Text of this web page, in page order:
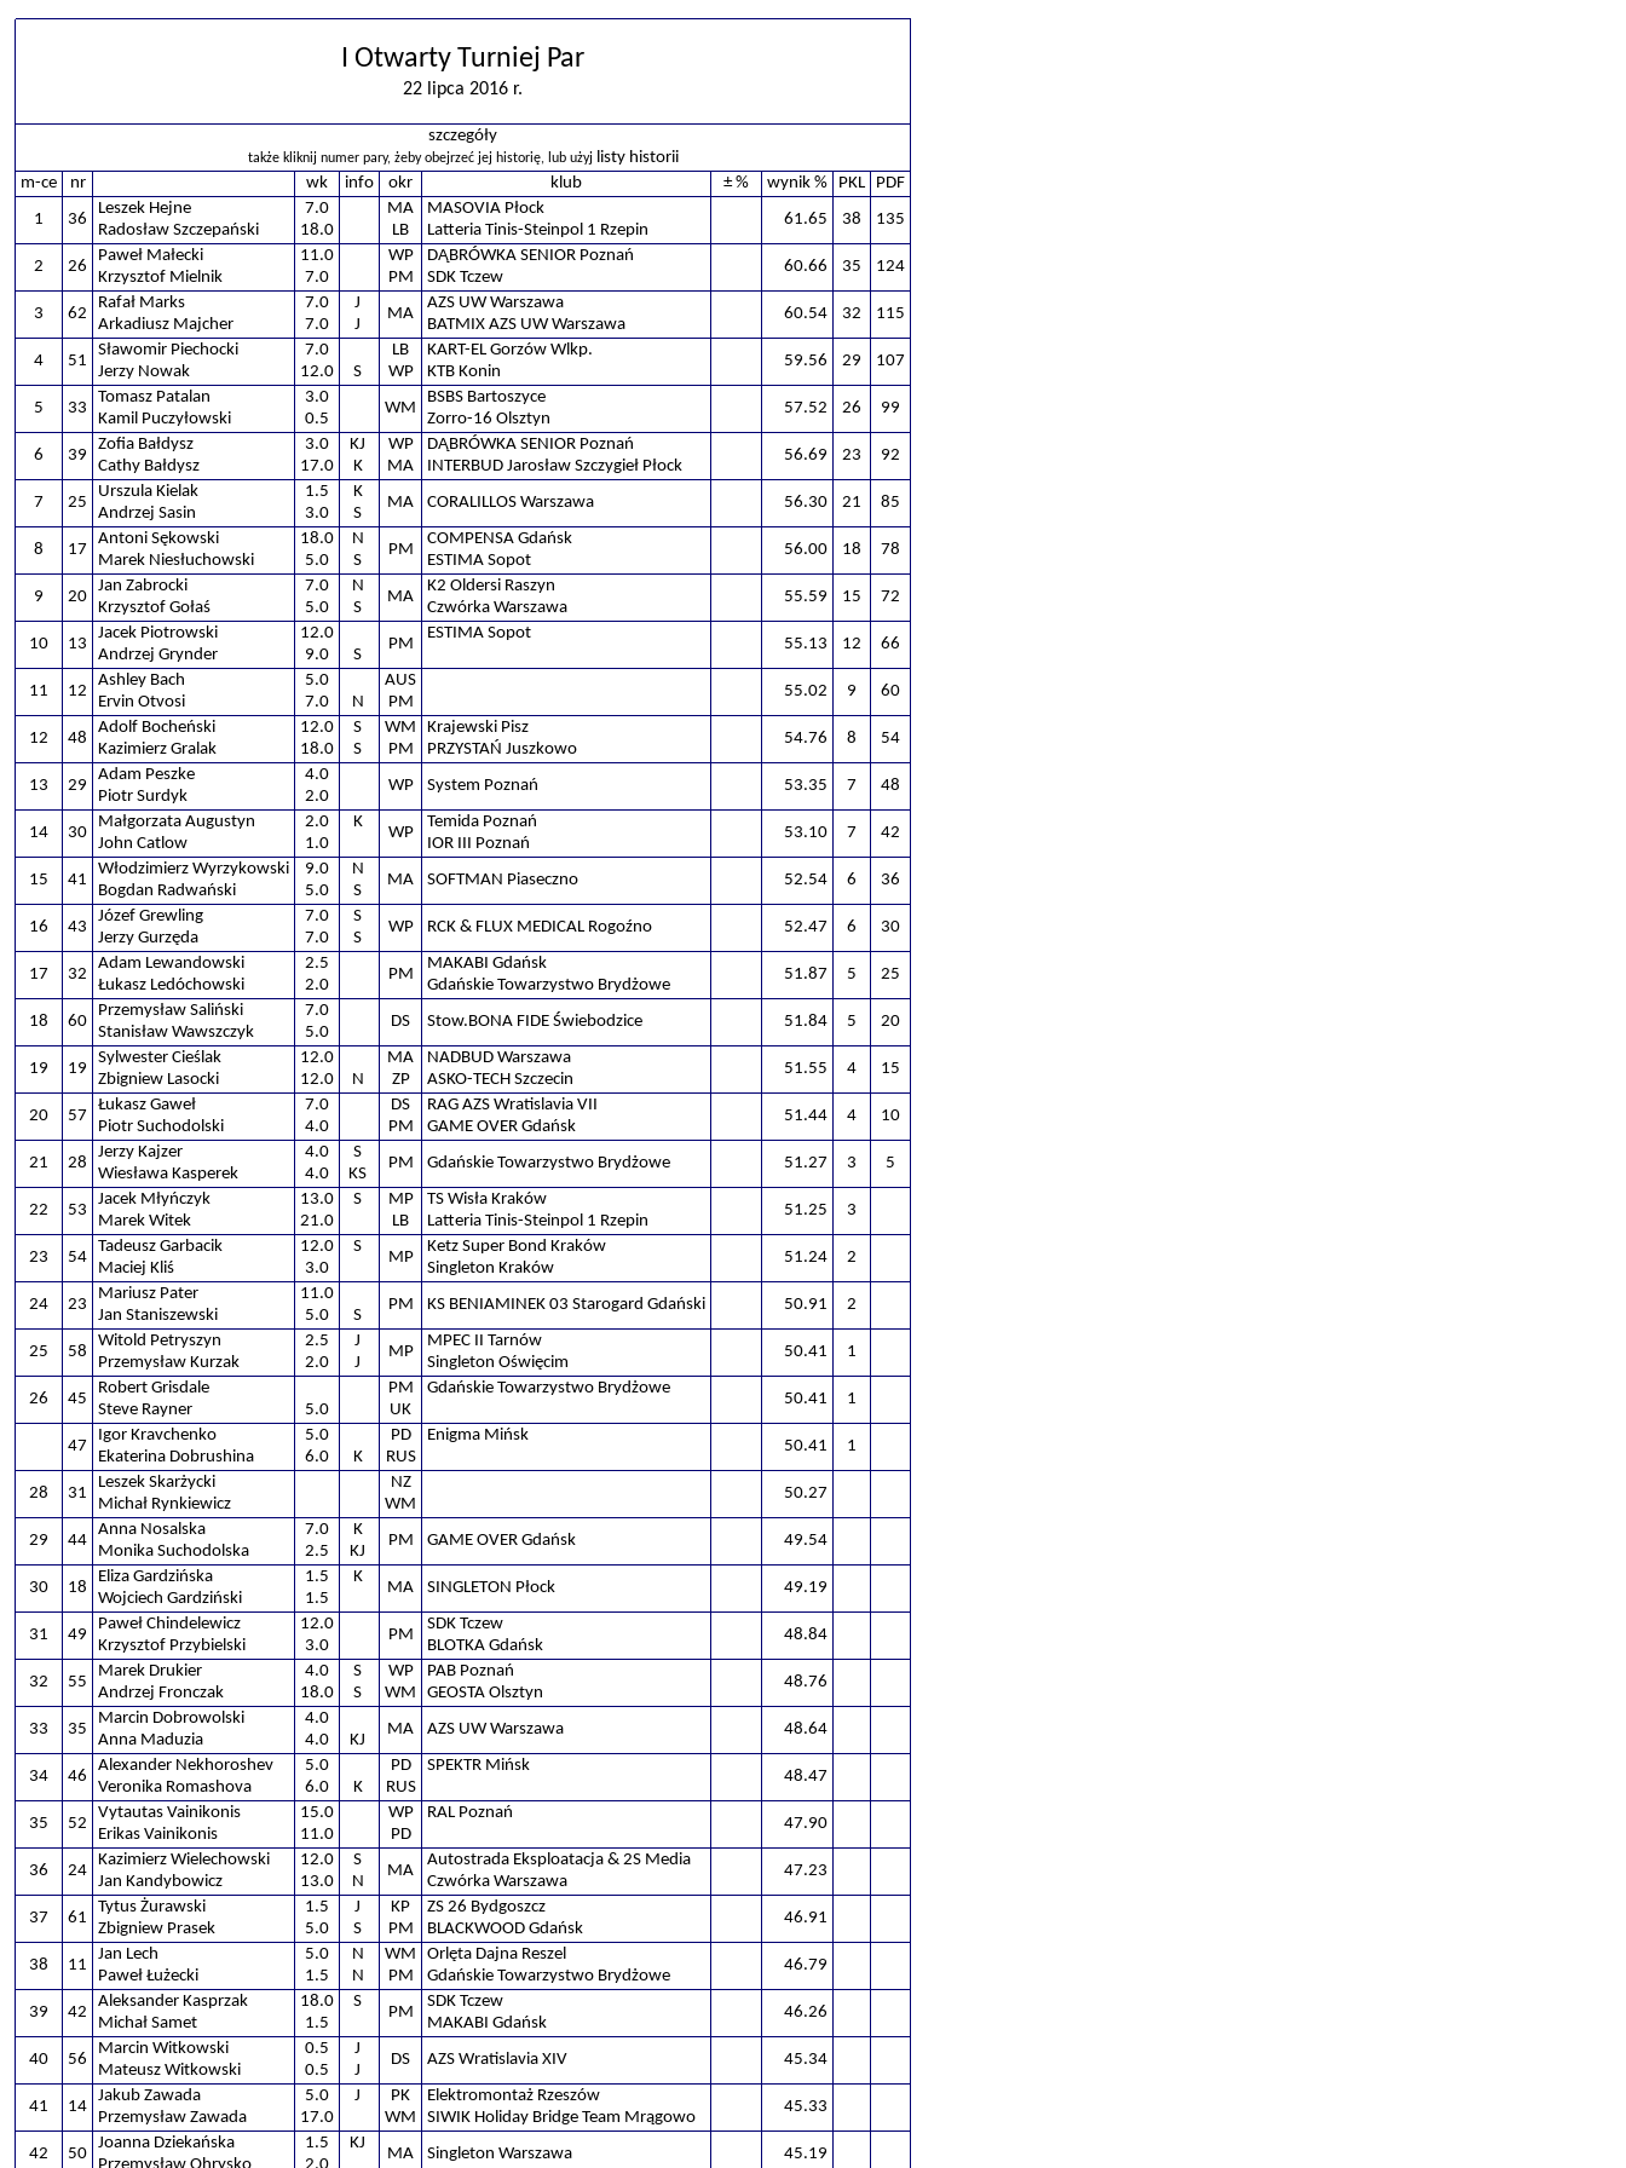
I Otwarty Turniej Par
22 lipca 2016 r.
szczegóły
także kliknij numer pary, żeby obejrzeć jej historię, lub użyj listy historii
m-ce
nr wk info okr klub ± % wynik % PKL
PDF
1
36
Leszek Hejne
Radosław Szczepański
7.0
18.0
MA
LB
MASOVIA Płock
Latteria Tinis-Steinpol 1 Rzepin
61.65 38 135
2 26
Paweł Małecki
Krzysztof Mielnik
11.0
7.0
WP
PM
DĄBRÓWKA SENIOR Poznań
SDK Tczew
60.66 35 124
3 62
Rafał Marks
Arkadiusz Majcher
7.0
7.0
J
J
MA
AZS UW Warszawa
BATMIX AZS UW Warszawa
60.54 32 115
4 51
Sławomir Piechocki
Jerzy Nowak
7.0
12.0
S
LB
WP
KART-EL Gorzów Wlkp.
KTB Konin
59.56 29 107
5 33
Tomasz Patalan
Kamil Puczyłowski
3.0
0.5
WM
BSBS Bartoszyce
Zorro-16 Olsztyn
57.52 26 99
6 39
Zofia Bałdysz
Cathy Bałdysz
3.0
17.0
KJ
K
WP
MA
DĄBRÓWKA SENIOR Poznań
INTERBUD Jarosław Szczygieł Płock
56.69 23 92
7 25
Urszula Kielak
Andrzej Sasin
1.5
3.0
K
S
MA CORALILLOS Warszawa 56.30 21 85
8 17
Antoni Sękowski
Marek Niesłuchowski
18.0
5.0
N
S
PM
COMPENSA Gdańsk
ESTIMA Sopot
56.00 18 78
9 20
Jan Zabrocki
Krzysztof Gołaś
7.0
5.0
N
S
MA
K2 Oldersi Raszyn
Czwórka Warszawa
55.59 15 72
10 13
Jacek Piotrowski
Andrzej Grynder
12.0
9.0
S
PM
ESTIMA Sopot
55.13 12 66
11 12
Ashley Bach
Ervin Otvosi
5.0
7.0
N
AUS
PM
55.02 9 60
12 48
Adolf Bocheński
Kazimierz Gralak
12.0
18.0
S
S
WM
PM
Krajewski Pisz
PRZYSTAŃ Juszkowo
54.76 8 54
13 29
Adam Peszke
Piotr Surdyk
4.0
2.0
WP System Poznań 53.35 7 48
14 30
Małgorzata Augustyn
John Catlow
2.0
1.0
K
WP
Temida Poznań
IOR III Poznań
53.10 7 42
15 41
Włodzimierz Wyrzykowski
Bogdan Radwański
9.0
5.0
N
S
MA SOFTMAN Piaseczno 52.54 6 36
16 43
Józef Grewling
Jerzy Gurzęda
7.0
7.0
S
S
WP RCK & FLUX MEDICAL Rogoźno 52.47 6 30
17 32
Adam Lewandowski
Łukasz Ledóchowski
2.5
2.0
PM
MAKABI Gdańsk
Gdańskie Towarzystwo Brydżowe
51.87 5 25
18 60
Przemysław Saliński
Stanisław Wawszczyk
7.0
5.0
DS Stow.BONA FIDE Świebodzice 51.84 5 20
19 19
Sylwester Cieślak
Zbigniew Lasocki
12.0
12.0
N
MA
ZP
NADBUD Warszawa
ASKO-TECH Szczecin
51.55 4 15
20 57
Łukasz Gaweł
Piotr Suchodolski
7.0
4.0
DS
PM
RAG AZS Wratislavia VII
GAME OVER Gdańsk
51.44 4 10
21 28
Jerzy Kajzer
Wiesława Kasperek
4.0
4.0
S
KS
PM Gdańskie Towarzystwo Brydżowe 51.27 3 5
22 53
Jacek Młyńczyk
Marek Witek
13.0
21.0
S
MP
LB
TS Wisła Kraków
Latteria Tinis-Steinpol 1 Rzepin
51.25 3
23 54
Tadeusz Garbacik
Maciej Kliś
12.0
3.0
S
MP
Ketz Super Bond Kraków
Singleton Kraków
51.24 2
24 23
Mariusz Pater
Jan Staniszewski
11.0
5.0
S
PM KS BENIAMINEK 03 Starogard Gdański 50.91 2
25 58
Witold Petryszyn
Przemysław Kurzak
2.5
2.0
J
J
MP
MPEC II Tarnów
Singleton Oświęcim
50.41 1
26 45
Robert Grisdale
Steve Rayner
5.0
PM
UK
Gdańskie Towarzystwo Brydżowe
50.41 1
47
Igor Kravchenko
Ekaterina Dobrushina
5.0
6.0
K
PD
RUS
Enigma Mińsk
50.41 1
28 31
Leszek Skarżycki
Michał Rynkiewicz
NZ
WM
50.27
29 44
Anna Nosalska
Monika Suchodolska
7.0
2.5
K
KJ
PM GAME OVER Gdańsk 49.54
30 18
Eliza Gardzińska
Wojciech Gardziński
1.5
1.5
K
MA SINGLETON Płock 49.19
31 49
Paweł Chindelewicz
Krzysztof Przybielski
12.0
3.0
PM
SDK Tczew
BLOTKA Gdańsk
48.84
32 55
Marek Drukier
Andrzej Fronczak
4.0
18.0
S
S
WP
WM
PAB Poznań
GEOSTA Olsztyn
48.76
33 35
Marcin Dobrowolski
Anna Maduzia
4.0
4.0
KJ
MA AZS UW Warszawa 48.64
34 46
Alexander Nekhoroshev
Veronika Romashova
5.0
6.0
K
PD
RUS
SPEKTR Mińsk
48.47
35 52
Vytautas Vainikonis
Erikas Vainikonis
15.0
11.0
WP
PD
RAL Poznań
47.90
36 24
Kazimierz Wielechowski
Jan Kandybowicz
12.0
13.0
S
N
MA
Autostrada Eksploatacja & 2S Media
Czwórka Warszawa
47.23
37 61
Tytus Żurawski
Zbigniew Prasek
1.5
5.0
J
S
KP
PM
ZS 26 Bydgoszcz
BLACKWOOD Gdańsk
46.91
38 11
Jan Lech
Paweł Łużecki
5.0
1.5
N
N
WM
PM
Orlęta Dajna Reszel
Gdańskie Towarzystwo Brydżowe
46.79
39 42
Aleksander Kasprzak
Michał Samet
18.0
1.5
S
PM
SDK Tczew
MAKABI Gdańsk
46.26
40 56
Marcin Witkowski
Mateusz Witkowski
0.5
0.5
J
J
DS AZS Wratislavia XIV 45.34
41 14
Jakub Zawada
Przemysław Zawada
5.0
17.0
J
PK
WM
Elektromontaż Rzeszów
SIWIK Holiday Bridge Team Mrągowo
45.33
42 50
Joanna Dziekańska
1.5
KJ
MA Singleton Warszawa 45.19